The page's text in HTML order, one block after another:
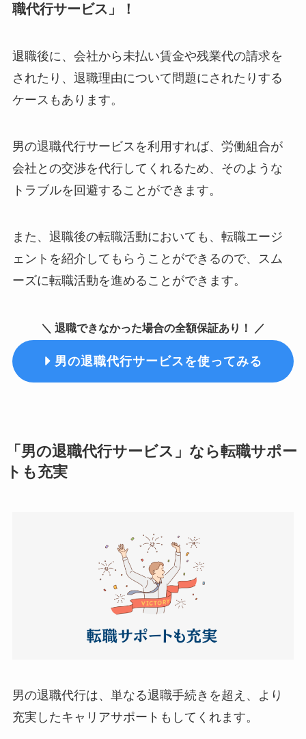
職代行サービス」！
退職後に、会社から未払い賃金や残業代の請求を
されたり、退職理由について問題にされたりする
ケースもあります。
男の退職代行サービスを利用すれば、労働組合が
会社との交渉を代行してくれるため、そのような
トラブルを回避することができます。
また、退職後の転職活動においても、転職エージ
ェントを紹介してもらうことができるので、スム
ーズに転職活動を進めることができます。
＼ 退職できなかった場合の全額保証あり！ ／
男の退職代行サービスを使ってみる
「男の退職代行サービス」なら転職サポー
トも充実
男の退職代行は、単なる退職手続きを超え、より
充実したキャリアサポートもしてくれます。